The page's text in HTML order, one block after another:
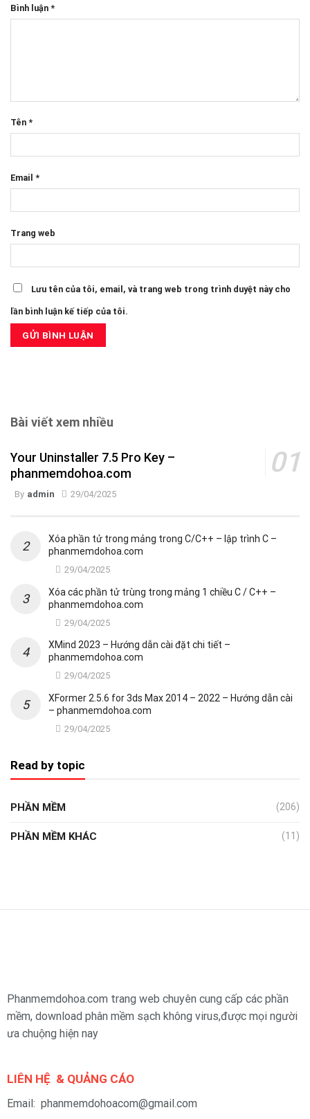
Bình luận *
Tên *
Email *
Trang web
Lưu tên của tôi, email, và trang web trong trình duyệt này cho
lần bình luận kế tiếp của tôi.
Bài viết xem nhiều
Your Uninstaller 7.5 Pro Key –
phanmemdohoa.com
By admin 29/04/2025
Xóa phần tử trong mảng trong C/C++ – lập trình C –
phanmemdohoa.com
29/04/2025
Xóa các phần tử trùng trong mảng 1 chiều C / C++ –
phanmemdohoa.com
29/04/2025
XMind 2023 – Hướng dẫn cài đặt chi tiết –
phanmemdohoa.com
29/04/2025
XFormer 2.5.6 for 3ds Max 2014 – 2022 – Hướng dẫn cài
– phanmemdohoa.com
29/04/2025
Read by topic
PHẦN MỀM (206)
PHẦN MỀM KHÁC (11)
Phanmemdohoa.com trang web chuyên cung cấp các phần
mềm, download phân mềm sạch không virus,được mọi người
ưa chuộng hiện nay
LIÊN HỆ & QUẢNG CÁO
Email: phanmemdohoacom@gmail.com